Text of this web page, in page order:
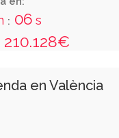
en:
210.128€
en València